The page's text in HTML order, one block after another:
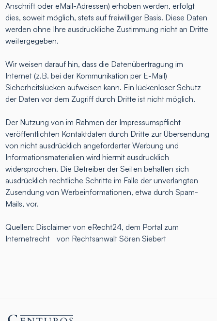
Anschrift oder eMail-Adressen) erhoben werden, erfolgt
dies, soweit möglich, stets auf freiwilliger Basis. Diese Daten
werden ohne Ihre ausdrückliche Zustimmung nicht an Dritte
weitergegeben.
Wir weisen darauf hin, dass die Datenübertragung im
Internet (z.B. bei der Kommunikation per E-Mail)
Sicherheitslücken aufweisen kann. Ein lückenloser Schutz
der Daten vor dem Zugriff durch Dritte ist nicht möglich.
Der Nutzung von im Rahmen der Impressumspflicht
veröffentlichten Kontaktdaten durch Dritte zur Übersendung
von nicht ausdrücklich angeforderter Werbung und
Informationsmaterialien wird hiermit ausdrücklich
widersprochen. Die Betreiber der Seiten behalten sich
ausdrücklich rechtliche Schritte im Falle der unverlangten
Zusendung von Werbeinformationen, etwa durch Spam-
Mails, vor.
Quellen: Disclaimer von eRecht24, dem Portal zum
Internetrecht von Rechtsanwalt Sören Siebert